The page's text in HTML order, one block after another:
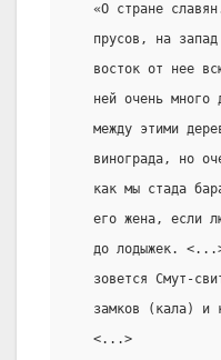
«О стране
прусов, на
восток от нее
ней очень много
между этими
винограда, но
как мы стада
его жена, если
до лодыжек.
зовется Смут-
замков (кала) и
   <...>